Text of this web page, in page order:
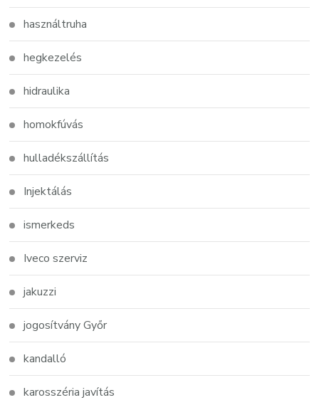
használtruha
hegkezelés
hidraulika
homokfúvás
hulladékszállítás
Injektálás
ismerkeds
Iveco szerviz
jakuzzi
jogosítvány Győr
kandalló
karosszéria javítás